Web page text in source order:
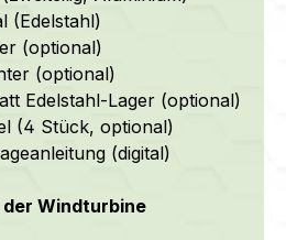
(Edelstahl)
(optional)
(optional)
Edelstahl-Lager (optional)
(4 Stück, optional)
(digital)
Windturbine